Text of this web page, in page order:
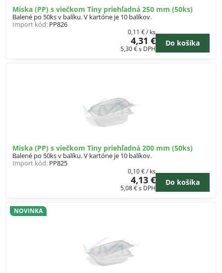
Miska (PP) s viečkom Tiny priehľadná 250 mm (50ks)
Balené po 50ks v balíku. V kartóne je 10 balíkov.
Import kód: PP826
4,31 €
5,30 €s DPH
0,11 €/ ks
Do košíka
Miska (PP) s viečkom Tiny priehľadná 200 mm (50ks)
Balené po 50ks v balíku. V kartóne je 10 balíkov.
Import kód: PP825
4,13 €
5,08 €s DPH
0,10 €/ ks
Do košíka
NOVINKA